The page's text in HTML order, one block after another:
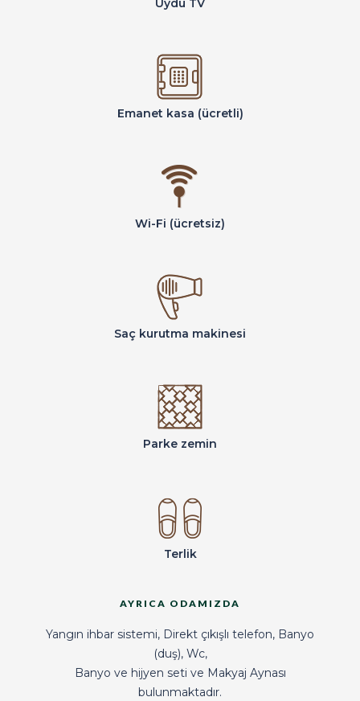
Uydu TV
Emanet kasa (ücretli)
Wi-Fi (ücretsiz)
Saç kurutma makinesi
Parke zemin
Terlik
AYRICA ODAMIZDA
Yangın ihbar sistemi, Direkt çıkışlı telefon, Banyo
(duş), Wc,
Banyo ve hijyen seti ve Makyaj Aynası
bulunmaktadır.